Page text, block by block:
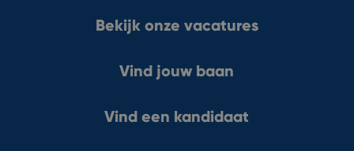
Bekijk onze vacatures
Vind jouw baan
Vind een kandidaat